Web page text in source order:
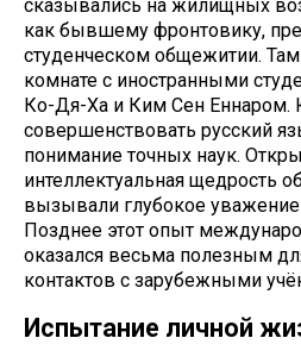
сказывались на жилищных
как бывшему фронтовику,
студенческом общежитии.
комнате с иностранными
Ко-Дя-Ха и Ким Сен Еннаром.
совершенствовать русский
понимание точных наук.
интеллектуальная щедрость
вызывали глубокое
Позднее этот опыт
оказался весьма полезным
контактов с зарубежными
Испытание личной